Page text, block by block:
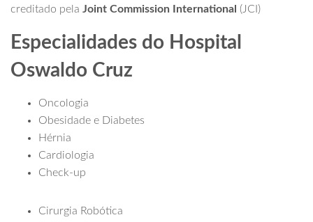
creditado pela Joint Commission International (JCI)
Especialidades do Hospital
Oswaldo Cruz
Oncologia
Obesidade e Diabetes
Hérnia
Cardiologia
Check-up
Cirurgia Robótica